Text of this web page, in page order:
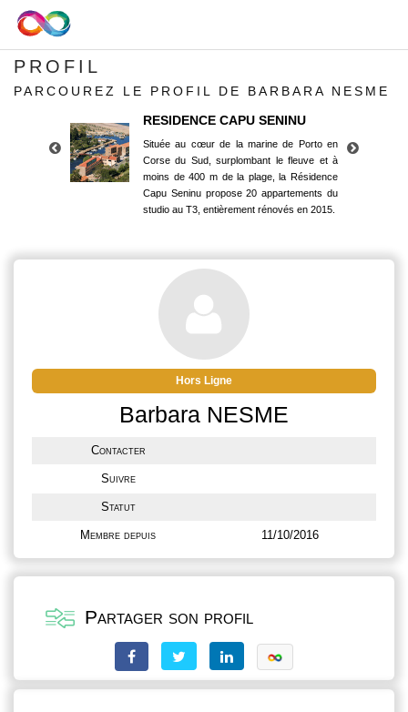
PROFIL
PARCOUREZ LE PROFIL DE BARBARA NESME
RESIDENCE CAPU SENINU
Située au cœur de la marine de Porto en
Corse du Sud, surplombant le fleuve et à
moins de 400 m de la plage, la Résidence
Capu Seninu propose 20 appartements du
studio au T3, entièrement rénovés en 2015.
Corse du Sud, surplombant le fleuve et à
moins de 400 m de la plage, la Résidence
Capu Seninu propose 20 appartements du
studio au T3, entièrement rénovés en 2015.
Hors Ligne
Barbara NESME
Contacter
Suivre
Statut
Membre depuis 11/10/2016
Partager son profil